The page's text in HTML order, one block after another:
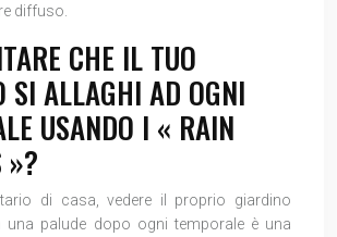
diffuso.
CHE IL TUO
SI ALLAGHI AD OGNI
USANDO I « RAIN
»?
di casa, vedere il proprio giardino
palude dopo ogni temporale è una